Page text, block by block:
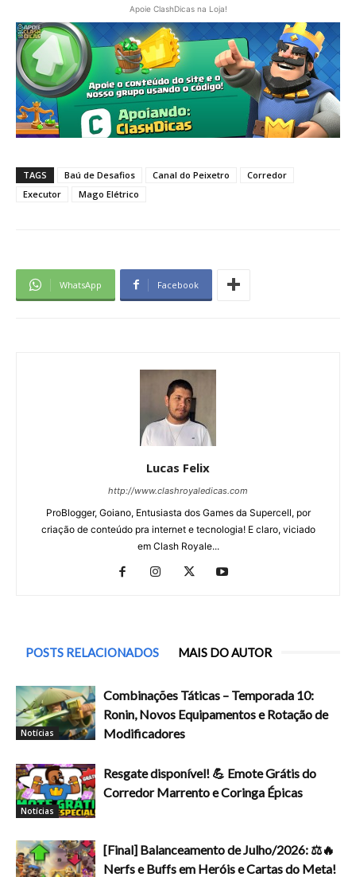
Apoie ClashDicas na Loja!
TAGS Baú de Desafios Canal do Peixetro
Corredor
Executor
Mago Elétrico
WhatsApp Facebook
Lucas Felix
http://www.clashroyaledicas.com
ProBlogger, Goiano, Entusiasta dos Games da Supercell, por
criação de conteúdo pra internet e tecnologia! E claro, viciado
em Clash Royale...
POSTS RELACIONADOS MAIS DO AUTOR
Notícias
Combinações Táticas – Temporada 10:
Ronin, Novos Equipamentos e Rotação de
Modificadores
Notícias
Resgate disponível! 💪 Emote Grátis do
Corredor Marrento e Coringa Épicas
[Final] Balanceamento de Julho/2026: ⚖️🔥
Nerfs e Buffs em Heróis e Cartas do Meta!